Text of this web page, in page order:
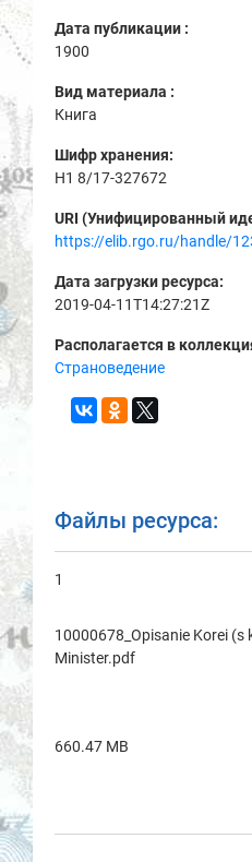
Дата публикации :
1900
Вид материала :
Книга
Шифр хранения:
H1 8/17-327672
URI (Унифицированный
https://elib.rgo.ru/handle/
Дата загрузки ресурса:
2019-04-11T14:27:21Z
Располагается в
Страноведение
Файлы ресурса:
1
10000678_Opisanie Korei
Minister.pdf
660.47 MB